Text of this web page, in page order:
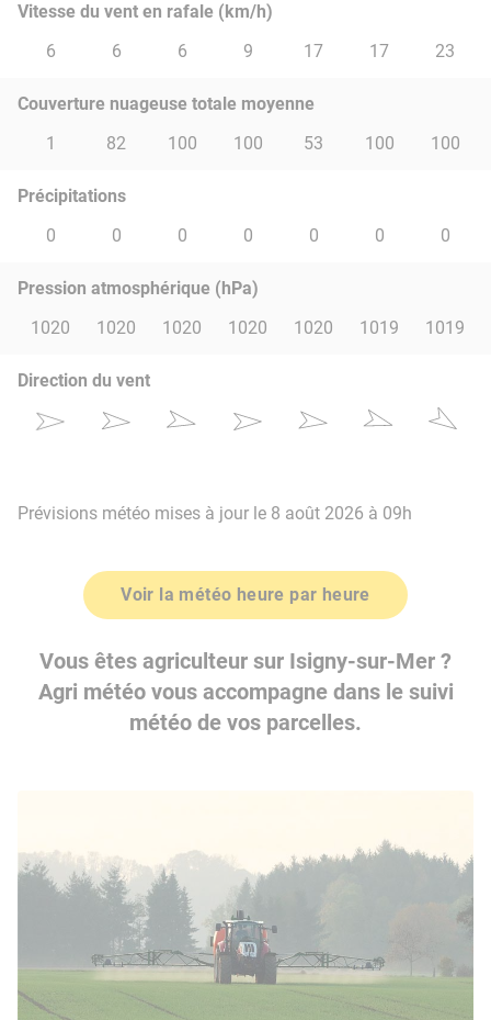
Vitesse du vent en rafale (km/h)
6
6 6 9 17 17 23
Couverture nuageuse totale moyenne
1
82 100 100 53 100 100
Précipitations
0
0 0 0 0 0 0
Pression atmosphérique (hPa)
1020
1020 1020 1020 1020 1019 1019
Direction du vent
Prévisions météo mises à jour le 8 août 2026 à 09h
Voir la météo heure par heure
Vous êtes agriculteur sur Isigny-sur-Mer ?
Agri météo vous accompagne dans le suivi
météo de vos parcelles.